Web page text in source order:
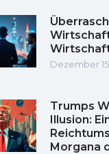
Dezember
Trumps
Illusion:
Morgana